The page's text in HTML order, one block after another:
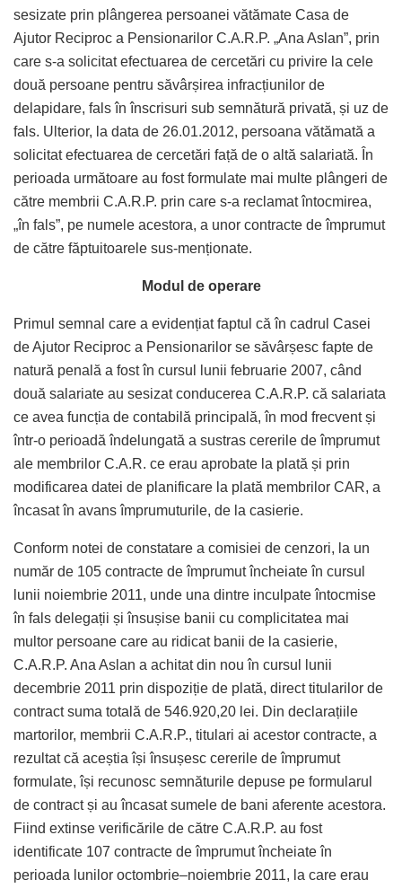
sesizate prin plângerea persoanei vătămate Casa de
Ajutor Reciproc a Pensionarilor C.A.R.P. „Ana Aslan”, prin
care s-a solicitat efectuarea de cercetări cu privire la cele
două persoane pentru săvârșirea infracțiunilor de
delapidare, fals în înscrisuri sub semnătură privată, și uz de
fals. Ulterior, la data de 26.01.2012, persoana vătămată a
solicitat efectuarea de cercetări față de o altă salariată. În
perioada următoare au fost formulate mai multe plângeri de
către membrii C.A.R.P. prin care s-a reclamat întocmirea,
„în fals”, pe numele acestora, a unor contracte de împrumut
de către făptuitoarele sus-menționate.
Modul de operare
Primul semnal care a evidențiat faptul că în cadrul Casei
de Ajutor Reciproc a Pensionarilor se săvârșesc fapte de
natură penală a fost în cursul lunii februarie 2007, când
două salariate au sesizat conducerea C.A.R.P. că salariata
ce avea funcția de contabilă principală, în mod frecvent și
într-o perioadă îndelungată a sustras cererile de împrumut
ale membrilor C.A.R. ce erau aprobate la plată și prin
modificarea datei de planificare la plată membrilor CAR, a
încasat în avans împrumuturile, de la casierie.
Conform notei de constatare a comisiei de cenzori, la un
număr de 105 contracte de împrumut încheiate în cursul
lunii noiembrie 2011, unde una dintre inculpate întocmise
în fals delegații și însușise banii cu complicitatea mai
multor persoane care au ridicat banii de la casierie,
C.A.R.P. Ana Aslan a achitat din nou în cursul lunii
decembrie 2011 prin dispoziție de plată, direct titularilor de
contract suma totală de 546.920,20 lei. Din declarațiile
martorilor, membrii C.A.R.P., titulari ai acestor contracte, a
rezultat că aceștia își însușesc cererile de împrumut
formulate, își recunosc semnăturile depuse pe formularul
de contract și au încasat sumele de bani aferente acestora.
Fiind extinse verificările de către C.A.R.P. au fost
identificate 107 contracte de împrumut încheiate în
perioada lunilor octombrie–noiembrie 2011, la care erau